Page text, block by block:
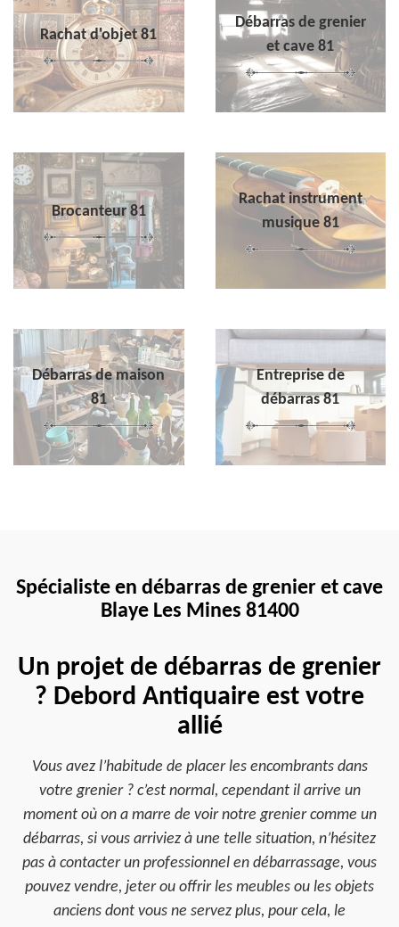
Rachat d'objet 81
Débarras de grenier
et cave 81
Brocanteur 81
Rachat instrument
musique 81
Débarras de maison
81
Entreprise de
débarras 81
Spécialiste en débarras de grenier et cave
Blaye Les Mines 81400
Un projet de débarras de grenier
? Debord Antiquaire est votre
allié
Vous avez l’habitude de placer les encombrants dans
votre grenier ? c’est normal, cependant il arrive un
moment où on a marre de voir notre grenier comme un
débarras, si vous arriviez à une telle situation, n’hésitez
pas à contacter un professionnel en débarrassage, vous
pouvez vendre, jeter ou offrir les meubles ou les objets
anciens dont vous ne servez plus, pour cela, le